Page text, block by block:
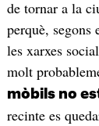
de tornar a la
perquè, segons
les xarxes
molt
mòbils no
recinte es